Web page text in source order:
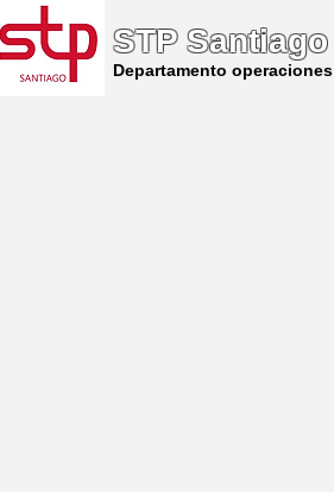
STP Santiago
Departamento operaciones